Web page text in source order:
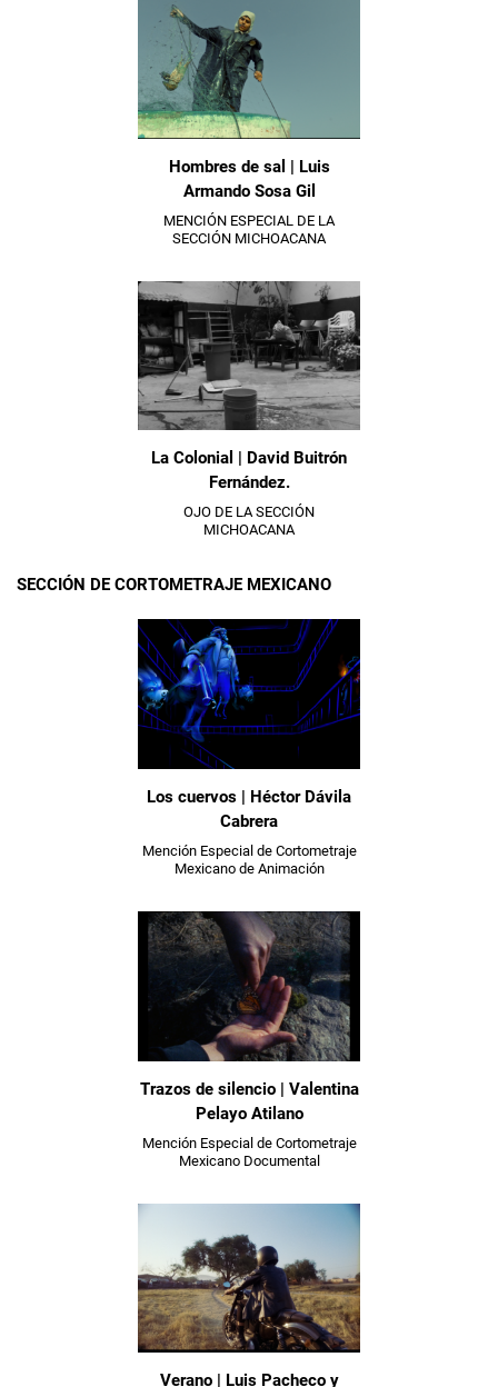
Hombres de sal | Luis
Armando Sosa Gil
MENCIÓN ESPECIAL DE LA
SECCIÓN MICHOACANA
La Colonial | David Buitrón
Fernández.
OJO DE LA SECCIÓN
MICHOACANA
SECCIÓN DE CORTOMETRAJE MEXICANO
Los cuervos | Héctor Dávila
Cabrera
Mención Especial de Cortometraje
Mexicano de Animación
Trazos de silencio | Valentina
Pelayo Atilano
Mención Especial de Cortometraje
Mexicano Documental
Verano | Luis Pacheco y